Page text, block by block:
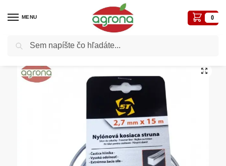
MENU 0
Domov Záhradná technika / Lanká do kosačiek